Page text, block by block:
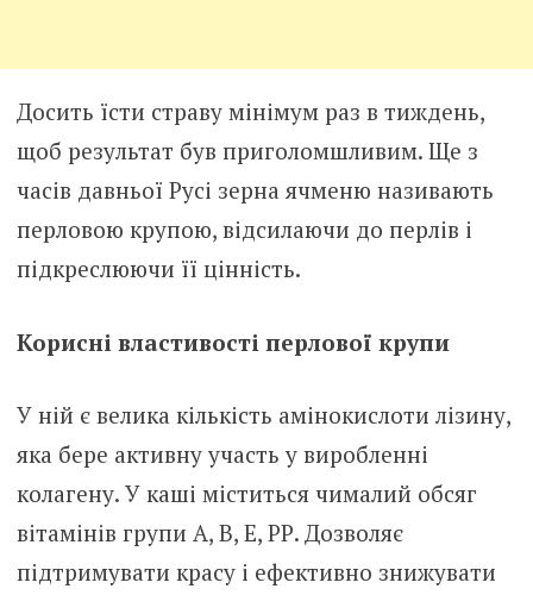
Досить їсти страву мінімум раз в тиждень,
щоб результат був приголомшливим. Ще з
часів давньої Русі зерна ячменю називають
перловою крупою, відсилаючи до перлів і
підкреслюючи її цінність.
Корисні властивості перлової крупи
У ній є велика кількість амінокислоти лізину,
яка бере активну участь у виробленні
колагену. У каші міститься чималий обсяг
вітамінів групи А, В, Е, РР. Дозволяє
підтримувати красу і ефективно знижувати